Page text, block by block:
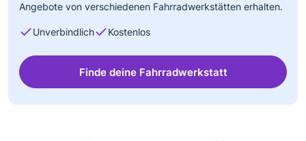
Angebote von verschiedenen Fahrradwerkstätten erhalten.
Unverbindlich Kostenlos
Finde deine Fahrradwerkstatt